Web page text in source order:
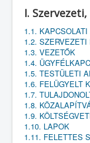
I.
1.1. KAPCSOLATI
1.2.
1.3. VEZETŐK
1.4.
1.5. TESTÜLETI
1.6. FELÜGYELT
1.7.
1.8.
1.9.
1.10. LAPOK
1.11. FELETTES